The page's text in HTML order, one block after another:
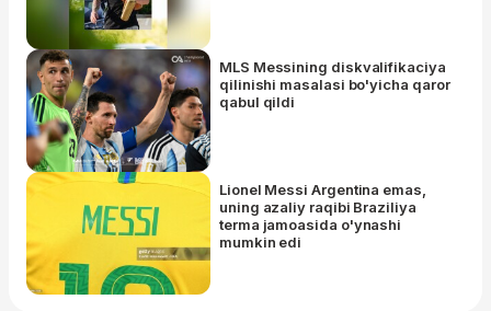
MLS Messining diskvalifikaciya
qilinishi masalasi bo'yicha qaror
qabul qildi
Lionel Messi Argentina emas,
uning azaliy raqibi Braziliya
terma jamoasida o'ynashi
mumkin edi